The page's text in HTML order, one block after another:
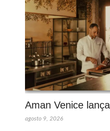
Aman Venice
agosto 9, 2026